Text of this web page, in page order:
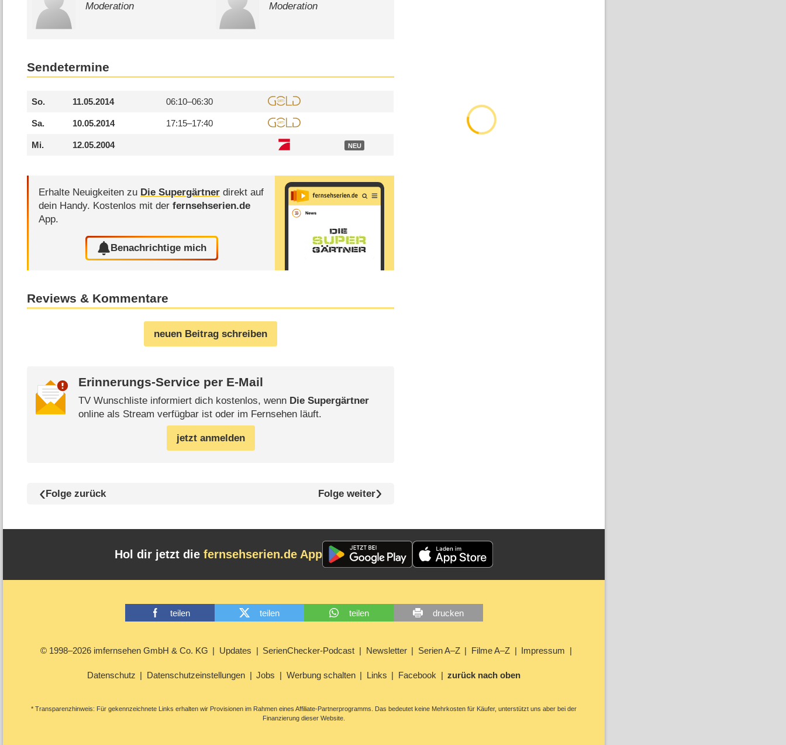
Moderation
Moderation
Sendetermine
So. 11.05.2014 06:10–06:30
Sa. 10.05.2014 17:15–17:40
Mi. 12.05.2004 NEU
Erhalte Neuigkeiten zu Die Supergärtner direkt auf
dein Handy. Kostenlos mit derfernsehserien.de
App.
Benachrichtige mich
Reviews & Kommentare
neuen Beitrag schreiben
Erinnerungs-Service per E-Mail
TV Wunschliste informiert dich kostenlos, wenn Die Supergärtner
online als Stream verfügbar ist oder im Fernsehen läuft.
jetzt anmelden
Folge zurück Folge weiter
Hol dir jetzt die fernsehserien.de App
teilen teilen teilen drucken
© 1998–2026 imfernsehen GmbH & Co. KG Updates SerienChecker-Podcast Newsletter Serien A–Z Filme A–Z Impressum
Datenschutz Datenschutzeinstellungen Jobs Werbung schalten Links Facebook zurück nach oben
* Transparenzhinweis: Für gekennzeichnete Links erhalten wir Provisionen im Rahmen eines Affiliate-Partnerprogramms. Das bedeutet keine Mehrkosten für Käufer, unterstützt uns aber bei der
Finanzierung dieser Website.